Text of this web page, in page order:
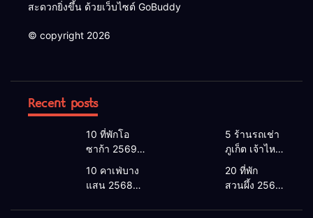
สะดวกยิ่งขึ้น ด้วยเว็บไซต์ GoBuddy
© copyright 2026
Recent posts
10 ที่พักโอ
ซาก้า 2569 |
ที่ไหนดี 2026
โรงแรมโอ
ซาก้า ใกล้
5 ร้านรถเช่า
ภูเก็ต เจ้าไหน
ดี 2026 |
แนะนำ เช่า
รถภูเก็ต 2568
รับรถสนาม
10 คาเฟ่บาง
แสน 2568
2026 เปิดใหม่
20 ที่พัก
สวนผึ้ง 2568
ดลําธาร